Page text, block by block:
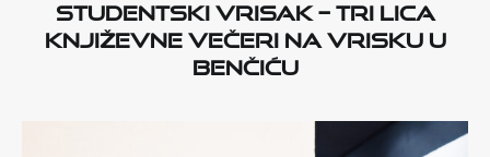
Studentski vrisak – tri lica
književne večeri na Vrisku u
Benčiću